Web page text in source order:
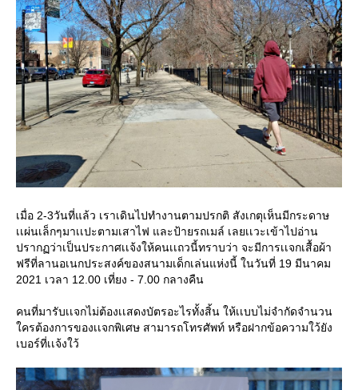
เมื่อ 2-3วันที่แล้ว เราเดินไปทำงานตามปรกติ สังเกตุเห็นมีกระดาษ
เเผ่นเล็กๆมาเเปะตามเสาไฟ และป้ายรถเมล์ เลยเเวะเข้าไปอ่าน
ปรากฏว่าเป็นประกาศเเจ้งให้คนเเถวนี้ทราบว่า จะมีการเเจกเสื้อผ้า
ฟรีที่ลานอเนกประสงค์ของสนามเด็กเล่นแห่งนี้ ในวันที่ 19 มีนาคม
2021 เวลา 12.00 เที่ยง - 7.00 กลางคืน
คนที่มารับเเจกไม่ต้องเเสดงบัตรอะไรทั้งสิ้น ให้เเบบไม่จำกัดจำนวน
ใครต้องการของเเจกพิเศษ สามารถโทรศัพท์ หรือฝากข้อความใว้ยัง
เบอร์ที่เเจ้งใว้